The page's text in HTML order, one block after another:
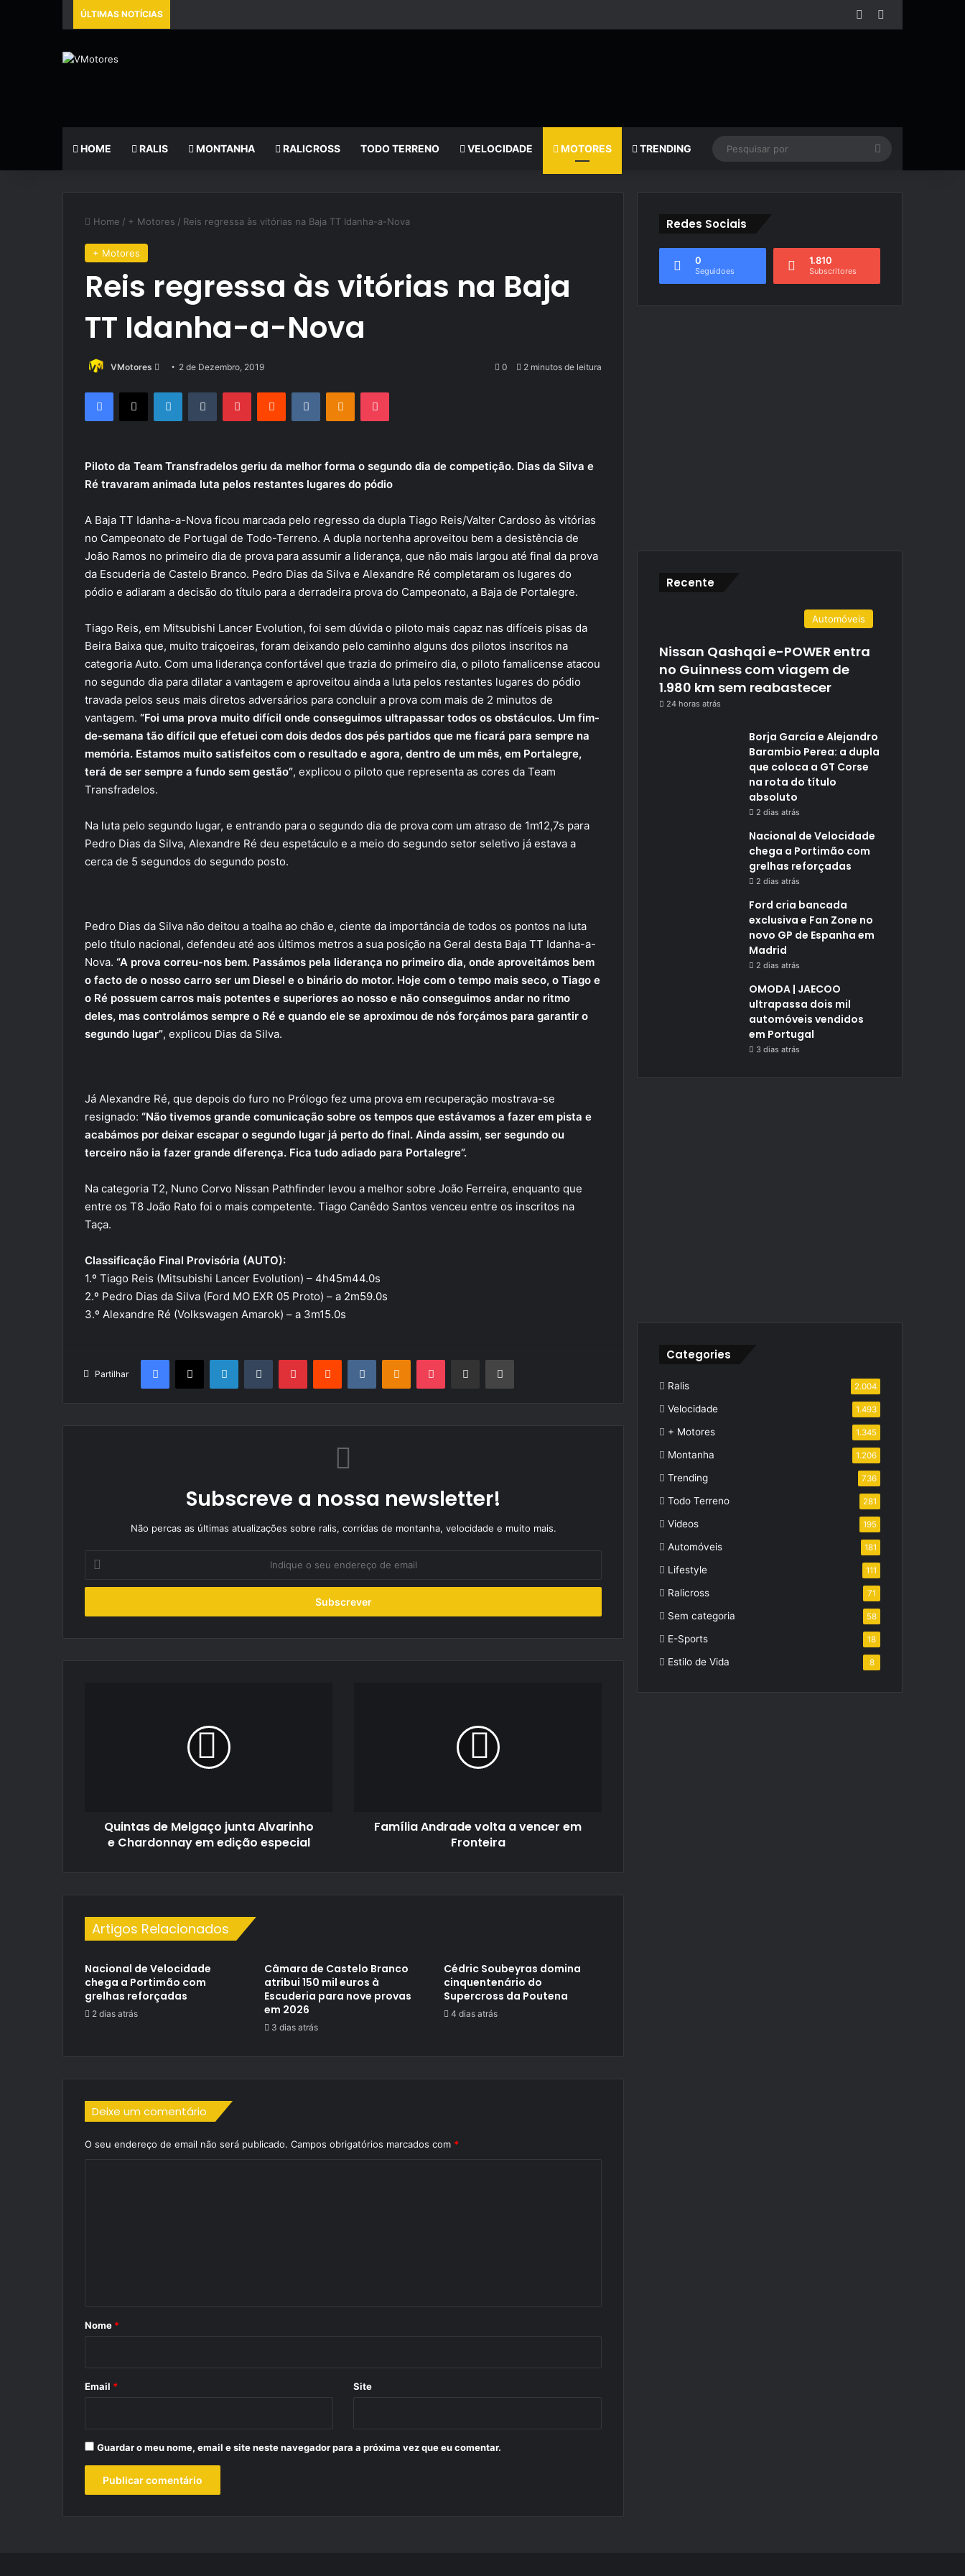
ÚLTIMAS NOTÍCIAS Facebook
HOME RALIS MONTANHA RALICROSS TODO TERRENO VELOCIDADE MOTORES TRENDING
Pesquisar
Home / + Motores / Reis regressa às vitórias na Baja TT Idanha-a-Nova
+ Motores
Reis regressa às vitórias na Baja
TT Idanha-a-Nova
VMotores
Send
email
2 de Dezembro, 2019 0 2 minutos de leitura
Facebook
X LinkedInTumblr PinterestReddit VKontakteOdnoklassniki
Pocket
Piloto da Team Transfradelos geriu da melhor forma o segundo dia de competição. Dias da Silva e
Ré travaram animada luta pelos restantes lugares do pódio
A Baja TT Idanha-a-Nova ficou marcada pelo regresso da dupla Tiago Reis/Valter Cardoso às vitórias
no Campeonato de Portugal de Todo-Terreno. A dupla nortenha aproveitou bem a desistência de
João Ramos no primeiro dia de prova para assumir a liderança, que não mais largou até final da prova
da Escuderia de Castelo Branco. Pedro Dias da Silva e Alexandre Ré completaram os lugares do
pódio e adiaram a decisão do título para a derradeira prova do Campeonato, a Baja de Portalegre.
Tiago Reis, em Mitsubishi Lancer Evolution, foi sem dúvida o piloto mais capaz nas difíceis pisas da
Beira Baixa que, muito traiçoeiras, foram deixando pelo caminho alguns dos pilotos inscritos na
categoria Auto. Com uma liderança confortável que trazia do primeiro dia, o piloto famalicense atacou
no segundo dia para dilatar a vantagem e aproveitou ainda a luta pelos restantes lugares do pódio
travada pelos seus mais diretos adversários para concluir a prova com mais de 2 minutos de
vantagem. “Foi uma prova muito difícil onde conseguimos ultrapassar todos os obstáculos. Um fim-
de-semana tão difícil que efetuei com dois dedos dos pés partidos que me ficará para sempre na
memória. Estamos muito satisfeitos com o resultado e agora, dentro de um mês, em Portalegre,
terá de ser sempre a fundo sem gestão”, explicou o piloto que representa as cores da Team
Transfradelos.
Na luta pelo segundo lugar, e entrando para o segundo dia de prova com um atraso de 1m12,7s para
Pedro Dias da Silva, Alexandre Ré deu espetáculo e a meio do segundo setor seletivo já estava a
cerca de 5 segundos do segundo posto.
Pedro Dias da Silva não deitou a toalha ao chão e, ciente da importância de todos os pontos na luta
pelo título nacional, defendeu até aos últimos metros a sua posição na Geral desta Baja TT Idanha-a-
Nova. “A prova correu-nos bem. Passámos pela liderança no primeiro dia, onde aproveitámos bem
o facto de o nosso carro ser um Diesel e o binário do motor. Hoje com o tempo mais seco, o Tiago e
o Ré possuem carros mais potentes e superiores ao nosso e não conseguimos andar no ritmo
deles, mas controlámos sempre o Ré e quando ele se aproximou de nós forçámos para garantir o
segundo lugar”, explicou Dias da Silva.
Já Alexandre Ré, que depois do furo no Prólogo fez uma prova em recuperação mostrava-se
resignado: “Não tivemos grande comunicação sobre os tempos que estávamos a fazer em pista e
acabámos por deixar escapar o segundo lugar já perto do final. Ainda assim, ser segundo ou
terceiro não ia fazer grande diferença. Fica tudo adiado para Portalegre”.
Na categoria T2, Nuno Corvo Nissan Pathfinder levou a melhor sobre João Ferreira, enquanto que
entre os T8 João Rato foi o mais competente. Tiago Canêdo Santos venceu entre os inscritos na
Taça.
Classificação Final Provisória (AUTO):
1.º Tiago Reis (Mitsubishi Lancer Evolution) – 4h45m44.0s
2.º Pedro Dias da Silva (Ford MO EXR 05 Proto) – a 2m59.0s
3.º Alexandre Ré (Volkswagen Amarok) – a 3m15.0s
Partilhar
Facebook
X LinkedInTumblr PinterestReddit VKontakteOdnoklassniki
Pocket Partilhar Via Email Imprimir
Subscreve a nossa newsletter!
Não percas as últimas atualizações sobre ralis, corridas de montanha, velocidade e muito mais.
Indique
seu
de
especialQuintas de Melgaço junta Alvarinho
e Chardonnay em edição especial
Família Andrade volta a vencer em
Fronteira
Artigos Relacionados
Nacional de Velocidade
chega a Portimão com
grelhas reforçadas
2 dias atrás
Câmara de Castelo Branco
atribui 150 mil euros à
Escuderia para nove provas
em 2026
3 dias atrás
Cédric Soubeyras domina
cinquentenário do
Supercross da Poutena
4 dias atrás
Deixe um comentário
O seu endereço de email não será publicado. Campos obrigatórios marcados com *
r
*
Nome *
Email * Site
Guardar o meu nome, email e site neste navegador para a próxima vez que eu comentar.
Redes Sociais
0
Seguidoes
1.810
Subscritores
Recente
Automóveis
Nissan Qashqai e-POWER entra
no Guinness com viagem de
1.980 km sem reabastecer
24 horas atrás
Borja García e Alejandro
Barambio Perea: a dupla
que coloca a GT Corse
na rota do título
absoluto
2 dias atrás
Nacional de Velocidade
chega a Portimão com
grelhas reforçadas
2 dias atrás
Ford cria bancada
exclusiva e Fan Zone no
novo GP de Espanha em
Madrid
2 dias atrás
OMODA | JAECOO
ultrapassa dois mil
automóveis vendidos
em Portugal
3 dias atrás
Categories
Ralis 2.004
Velocidade 1.493
+ Motores 1.345
Montanha 1.206
Trending 736
Todo Terreno 281
Videos 195
Automóveis 181
Lifestyle 111
Ralicross 71
Sem categoria 58
E-Sports 18
Estilo de Vida 8